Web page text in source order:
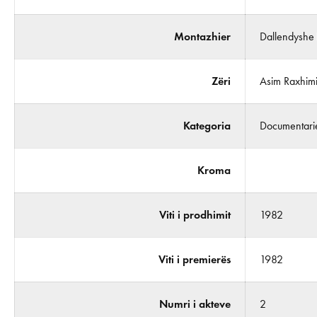
Montazhier Dallendyshe
Zëri Asim Raxhimi
Kategoria
Kroma
Viti i prodhimit 1982
Viti i premierës 1982
Numri i akteve 2